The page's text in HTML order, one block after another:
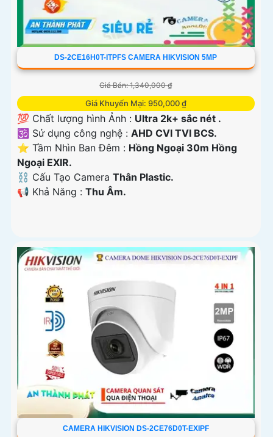
DS-2CE16H0T-ITPFS CAMERA HIKVISION 5MP
Giá Bán: 1,340,000 ₫
Giá Khuyến Mại: 950,000 ₫
💯 Chất lượng hình Ảnh : Ultra 2k+ sắc nét .
🕉️ Sử dụng công nghệ : AHD CVI TVI BCS.
⭐ Tầm Nhìn Ban Đêm : Hồng Ngoại 30m Hồng
Ngoại EXIR.
⛓ Cấu Tạo Camera Thân Plastic.
️📢 Khả Năng : Thu Âm.
CAMERA HIKVISION DS-2CE76D0T-EXIPF